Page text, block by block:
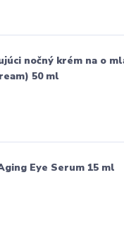
nočný krém na o
50 ml
Eye Serum 15 ml